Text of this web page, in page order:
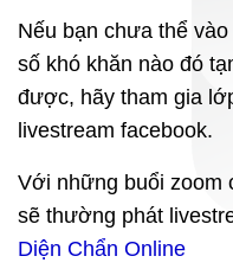
Nếu bạn chưa thể
số khó khăn nào đó
được, hãy tham gia
livestream facebook.
Với những buổi zoom
sẽ thường phát
Diện Chẩn Online